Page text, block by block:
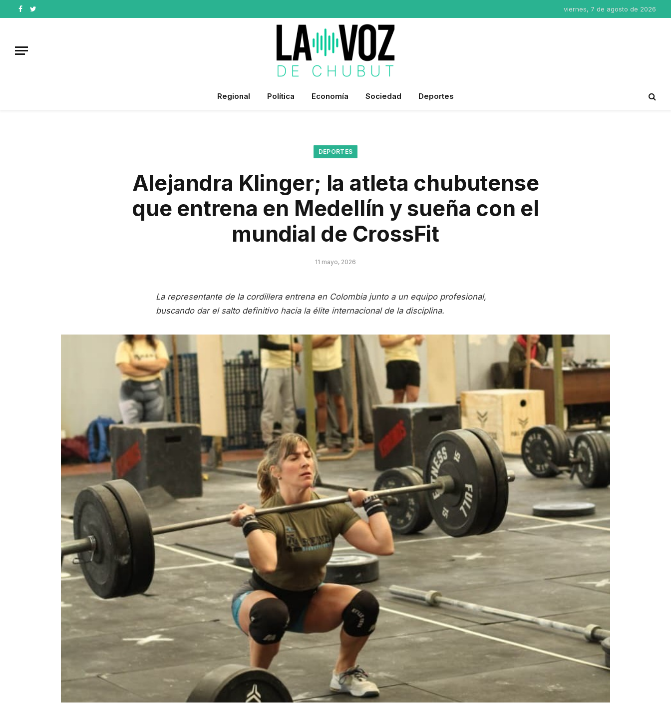
Facebook
Twitter
viernes, 7 de agosto de 2026
Regional Política Economía Sociedad Deportes
DEPORTES
Alejandra Klinger; la atleta chubutense
que entrena en Medellín y sueña con el
mundial de CrossFit
11 mayo, 2026
La representante de la cordillera entrena en Colombia junto a un equipo profesional,
buscando dar el salto definitivo hacia la élite internacional de la disciplina.